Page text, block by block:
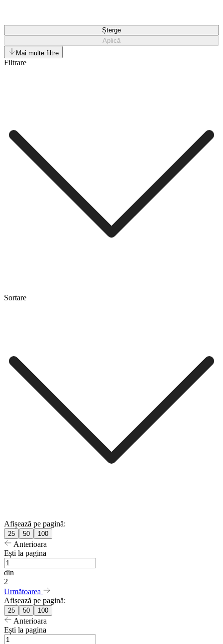
Șterge
Aplică
Mai multe filtre
Filtrare
Sortare
Afișează pe pagină:
25 50 100
Anterioara
Ești la pagina
din
2
Următoarea
Afișează pe pagină:
25 50 100
Anterioara
Ești la pagina